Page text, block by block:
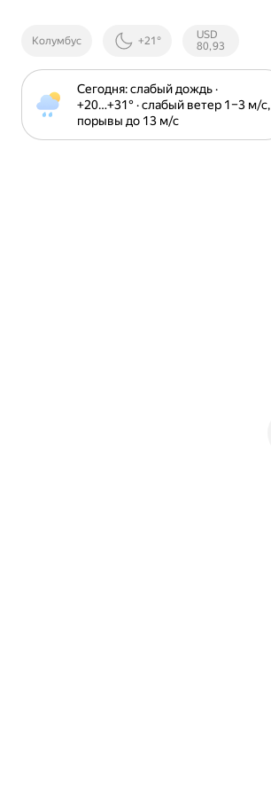
Колумбус +21°
Курсы ЦБ
РФ
USD
80,93
Сегодня: слабый дождь ·
+20⁠…⁠+31⁠° · слабый ветер 1⁠–⁠3 м⁠/⁠с,
порывы до 13 м⁠/⁠с